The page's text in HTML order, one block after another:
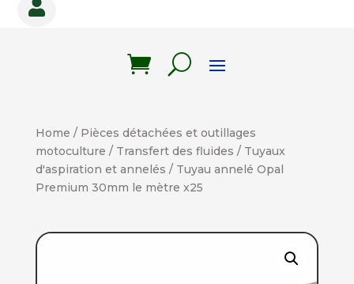

Home / Pièces détachées et outillages
motoculture / Transfert des fluides / Tuyaux
d'aspiration et annelés / Tuyau annelé Opal
Premium 30mm le mètre x25